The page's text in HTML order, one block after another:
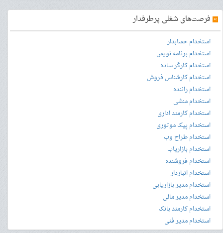
» فرصت‌های شغلی پرطرفدار
استخدام حسابدار
استخدام برنامه نویس
استخدام کارگر ساده
استخدام کارشناس فروش
استخدام راننده
استخدام منشی
استخدام کارمند اداری
استخدام پیک موتوری
استخدام طراح وب
استخدام بازاریاب
استخدام فروشنده
استخدام انباردار
استخدام مدیر بازاریابی
استخدام مدیر مالی
استخدام کارمند بانک
استخدام مدیر فنی